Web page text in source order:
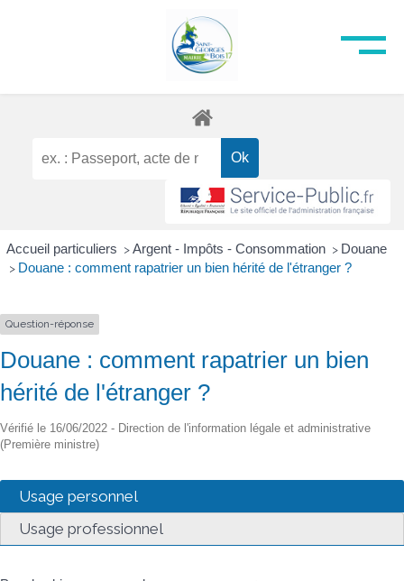
Accueil particuliers > Argent - Impôts - Consommation > Douane
> Douane : comment rapatrier un bien hérité de l'étranger ?
Question-réponse
Douane : comment rapatrier un bien
hérité de l'étranger ?
Vérifié le 16/06/2022 - Direction de l'information légale et administrative
(Première ministre)
Usage personnel
Usage professionnel